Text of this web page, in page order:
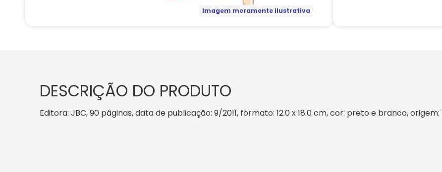
Imagem meramente ilustrativa
DESCRIÇÃO DO PRODUTO
Editora: JBC, 90 páginas, data de publicação: 9/2011, formato: 12.0 x 18.0 cm, cor: preto e branco,